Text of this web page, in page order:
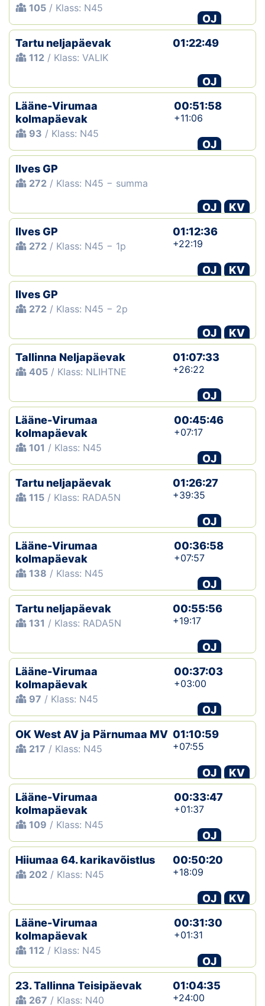
105 / Klass: N45
OJ
Tartu neljapäevak
112 / Klass: VALIK
01:22:49
OJ
Lääne-Virumaa
kolmapäevak
93 / Klass: N45
00:51:58
+11:06
OJ
Ilves GP
272 / Klass: N45 − summa
OJ
KV
Ilves GP
272 / Klass: N45 − 1p
01:12:36
+22:19
OJ
KV
Ilves GP
272 / Klass: N45 − 2p
OJ
KV
Tallinna Neljapäevak
405 / Klass: NLIHTNE
01:07:33
+26:22
OJ
Lääne-Virumaa
kolmapäevak
101 / Klass: N45
00:45:46
+07:17
OJ
Tartu neljapäevak
115 / Klass: RADA5N
01:26:27
+39:35
OJ
Lääne-Virumaa
kolmapäevak
138 / Klass: N45
00:36:58
+07:57
OJ
Tartu neljapäevak
131 / Klass: RADA5N
00:55:56
+19:17
OJ
Lääne-Virumaa
kolmapäevak
97 / Klass: N45
00:37:03
+03:00
OJ
OK West AV ja Pärnumaa MV
217 / Klass: N45
01:10:59
+07:55
OJ
KV
Lääne-Virumaa
kolmapäevak
109 / Klass: N45
00:33:47
+01:37
OJ
Hiiumaa 64. karikavõistlus
202 / Klass: N45
00:50:20
+18:09
OJ
KV
Lääne-Virumaa
kolmapäevak
112 / Klass: N45
00:31:30
+01:31
OJ
23. Tallinna Teisipäevak
267 / Klass: N40
01:04:35
+24:00